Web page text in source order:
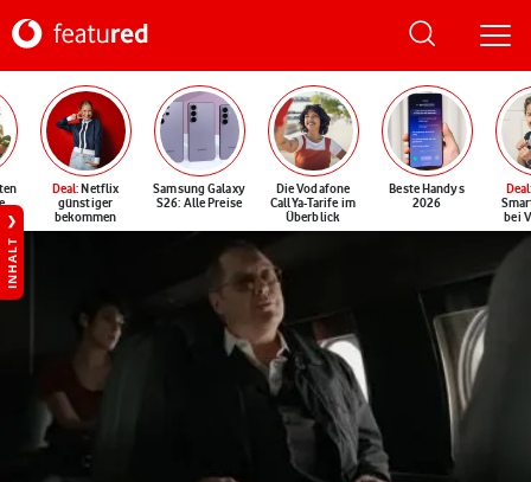
Deal: Netflix
günstiger
bekommen
Samsung Galaxy
S26: Alle Preise
Die Vodafone
CallYa-Tarife im
Überblick
Beste Handys
2026
Deal
bei
INHALT